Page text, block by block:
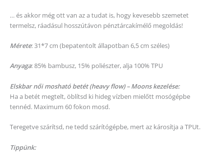
… és akkor még ott van az a tudat is, hogy kevesebb szemetet
termelsz, ráadásul hosszútávon pénztárcakímélő megoldás!
Mérete: 31*7 cm (bepatentolt állapotban 6,5 cm széles)
Anyaga: 85% bambusz, 15% poliészter, alja 100% TPU
Elskbar női mosható betét (heavy flow) – Moons kezelése:
Ha a betét megtelt, öblítsd ki hideg vízben mielőtt mosógépbe
tennéd. Maximum 60 fokon mosd.
Teregetve szárítsd, ne tedd szárítógépbe, mert az károsítja a TPUt.
Tippünk: